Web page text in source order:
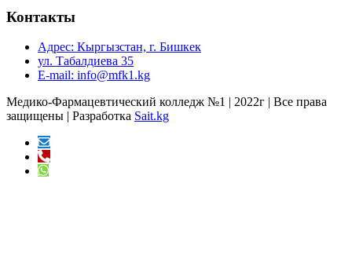
Контакты
Адрес: Кыргызстан, г. Бишкек
ул. Табалдиева 35
E-mail: info@mfk1.kg
Медико-Фармацевтический колледж №1 | 2022г | Все права
защищены | Разработка Sait.kg